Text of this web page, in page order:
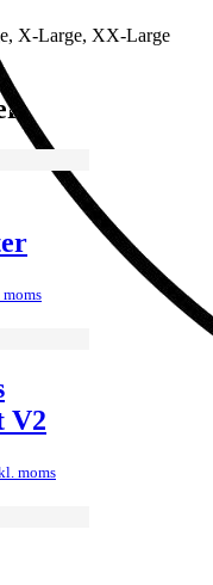
X-Large, XX-Large
V2
moms